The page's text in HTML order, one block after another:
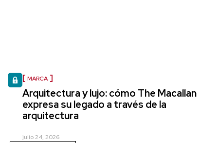
MARCA
Arquitectura y lujo: cómo The Macallan
expresa su legado a través de la
arquitectura
julio 24, 2026